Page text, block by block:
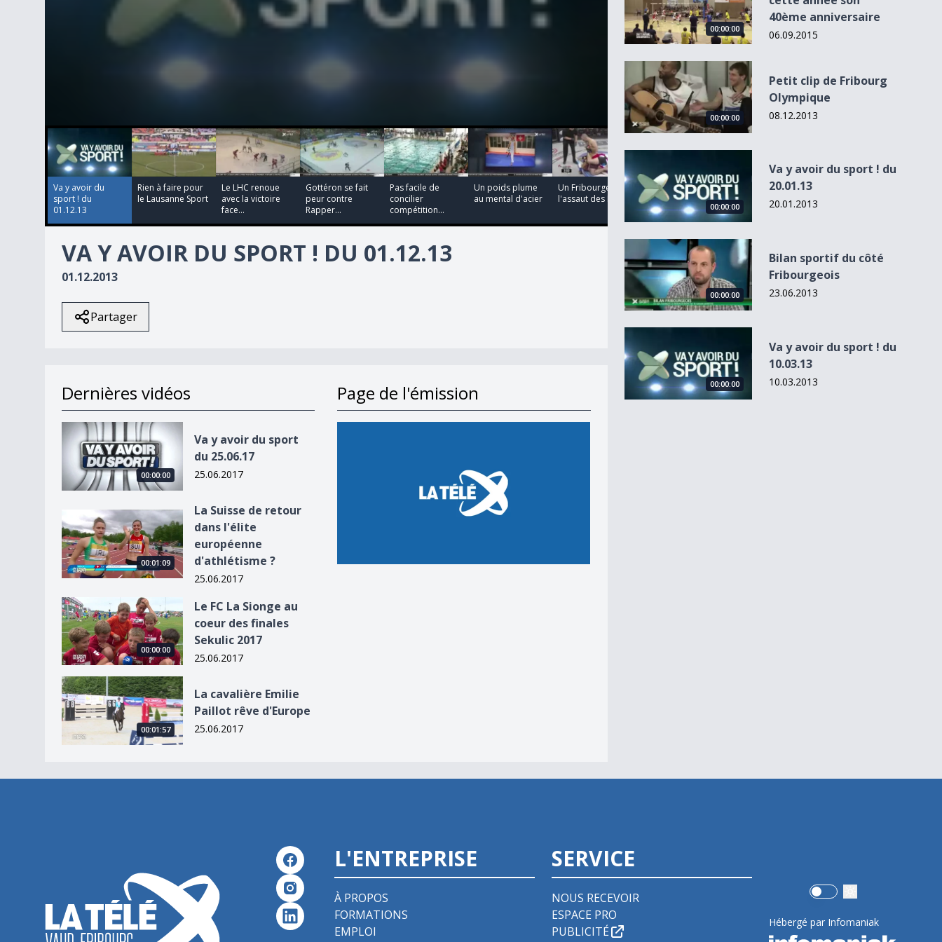
0
seconds
of
secondsVolume
90%
Va y avoir du
sport ! du
01.12.13
Rien à faire pour
le Lausanne Sport
Le LHC renoue
avec la victoire
face...
Gottéron se fait
peur contre
Rapper...
Pas facile de
concilier
compétition...
Un poids plume
au mental d'acier
Un Fribourgeois à
l'assaut des Etat...
00:00:00
Va y avoir du
sport ! du
01.12.13
VA Y AVOIR DU SPORT ! DU 01.12.13
01.12.2013
Partager
Dernières vidéos
Va y avoir du sport du 25.06.17
00:00:00
Va y avoir du sport
du 25.06.17
25.06.2017
La Suisse de retour dans l&#039;élite européenne d&#039;athlétisme ?
00:01:09
La Suisse de retour
dans l'élite
européenne
d'athlétisme ?
25.06.2017
Le FC La Sionge au coeur des finales Sekulic 2017
00:00:00
Le FC La Sionge au
coeur des finales
Sekulic 2017
25.06.2017
La cavalière Emilie Paillot rêve d&#039;Europe
00:01:57
La cavalière Emilie
Paillot rêve d'Europe
25.06.2017
Page de l'émission
00:00:00
40ème anniversaire
06.09.2015
Petit clip de Fribourg Olympique
00:00:00
Petit clip de Fribourg
Olympique
08.12.2013
00:00:00
Va y avoir du sport ! du
20.01.13
20.01.2013
Bilan sportif du côté Fribourgeois
00:00:00
Bilan sportif du côté
Fribourgeois
23.06.2013
00:00:00
Va y avoir du sport ! du
10.03.13
10.03.2013
L'ENTREPRISE
À PROPOS
FORMATIONS
EMPLOI
SERVICE
NOUS RECEVOIR
ESPACE PRO
PUBLICITÉ
Use setting
Hébergé par Infomaniak